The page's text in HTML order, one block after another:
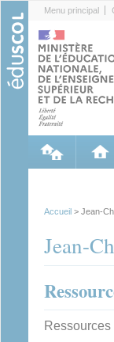
Menu principal
Accueil > Jean-
Jean-
Ressources